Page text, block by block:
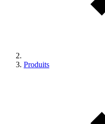
Produits